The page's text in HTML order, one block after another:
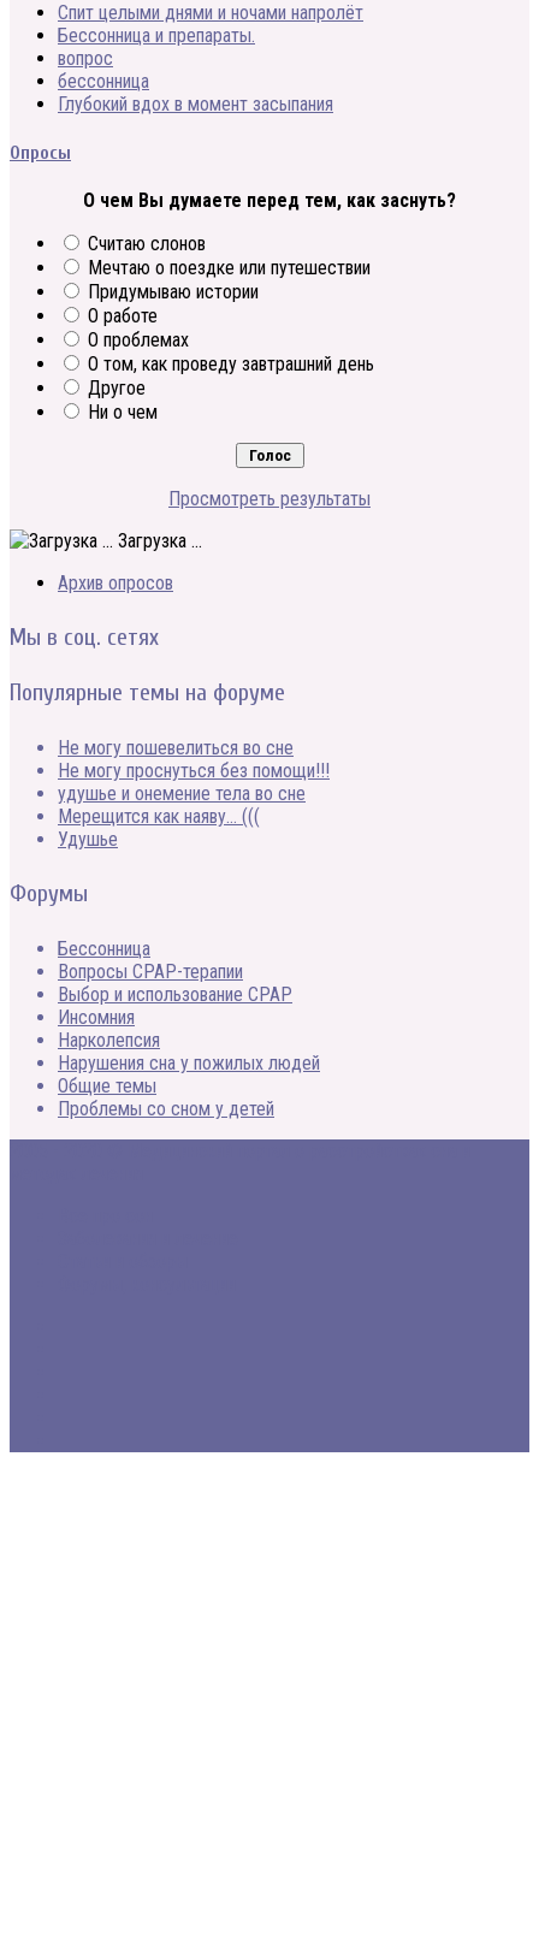
Спит целыми днями и ночами напролёт
Бессонница и препараты.
вопрос
бессонница
Глубокий вдох в момент засыпания
Опросы
О чем Вы думаете перед тем, как заснуть?
Считаю слонов
Мечтаю о поездке или путешествии
Придумываю истории
О работе
О проблемах
О том, как проведу завтрашний день
Другое
Ни о чем
Просмотреть результаты
Загрузка ...
Архив опросов
Мы в соц. сетях
Популярные темы на форуме
Не могу пошевелиться во сне
Не могу проснуться без помощи!!!
удушье и онемение тела во сне
Мерещится как наяву… (((
Удушье
Форумы
Бессонница
Вопросы CPAP-терапии
Выбор и использование CPAP
Инсомния
Нарколепсия
Нарушения сна у пожилых людей
Общие темы
Проблемы со сном у детей